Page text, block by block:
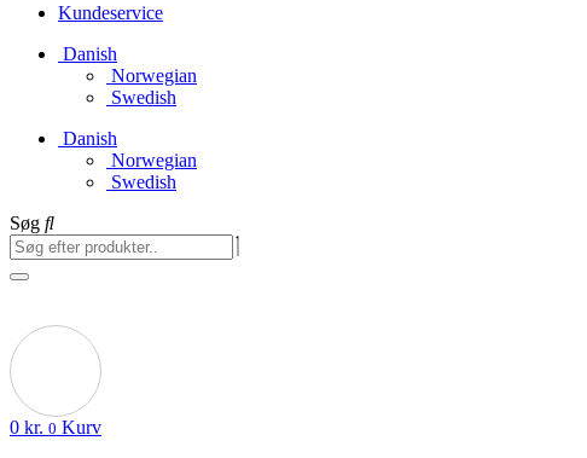
Kundeservice
Danish
Norwegian
Swedish
Danish
Norwegian
Swedish
Søg
0 kr. 0 Kurv